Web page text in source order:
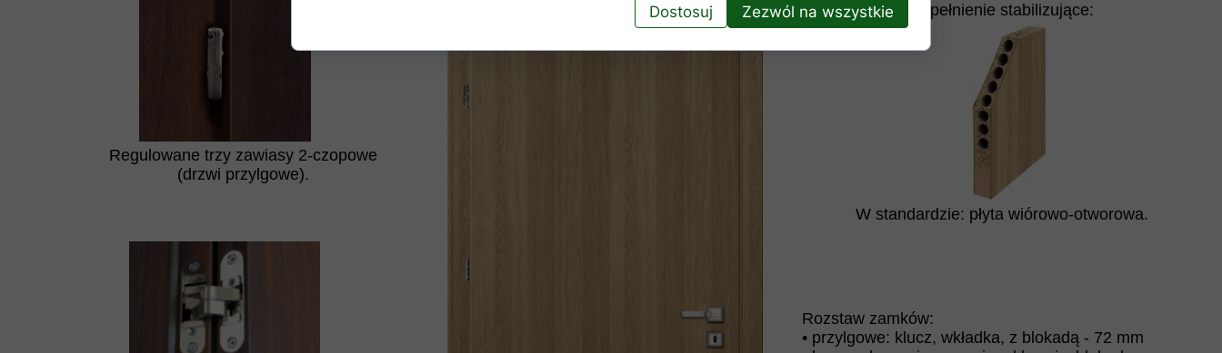
Rozstaw zamków:
• przylgowe: klucz, wkładka, z blokadą - 72 mm
Wypełnienie stabilizujące:
W standardzie: płyta wiórowo-otworowa.
Regulowane trzy zawiasy 2-czopowe
(drzwi przylgowe).
Dostosuj Zezwól na wszystkie